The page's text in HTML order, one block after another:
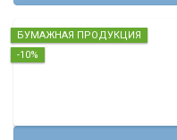
БУМАЖНАЯ ПРОДУКЦИЯ
-10%